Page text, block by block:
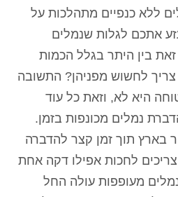
ללא כנפיים מתהלכות על
אתכם לגלות שנמלים
בין היתר בגלל הכמות
לחשוש מפניהן? התשובה
היא לא, וזאת כל עוד
נמלים מכונפות בזמן.
בארץ תוך זמן קצר להדברה
לחכות אפילו דקה אחת
מעופפות עולה החל